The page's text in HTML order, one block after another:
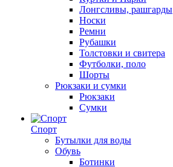
Лонгсливы, рашгарды
Носки
Ремни
Рубашки
Толстовки и свитера
Футболки, поло
Шорты
Рюкзаки и сумки
Рюкзаки
Сумки
Спорт
Бутылки для воды
Обувь
Ботинки